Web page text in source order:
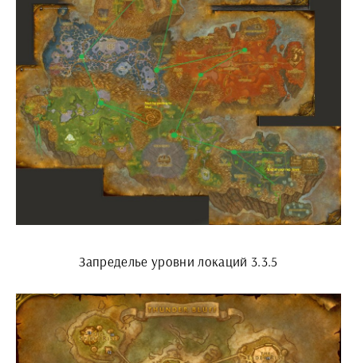
Запределье уровни локаций 3.3.5